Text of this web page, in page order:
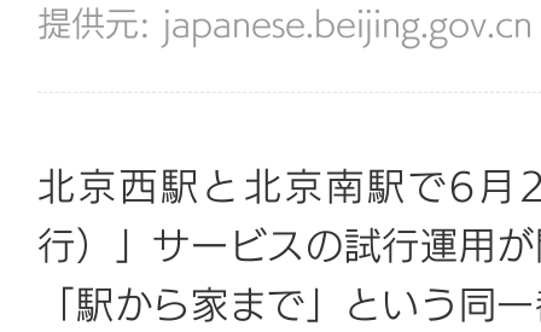
japanese.beijing.gov.cn
北京西駅と北京南駅で6月
行）」サービスの試行運用
「駅から家まで」という同